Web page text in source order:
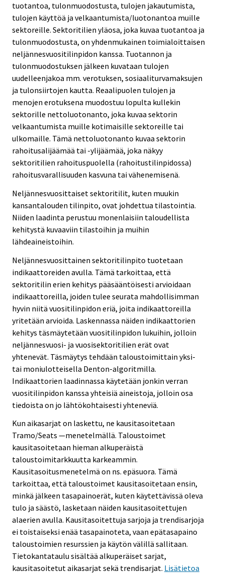
tuotantoa, tulonmuodostusta, tulojen jakautumista,
tulojen käyttöä ja velkaantumista/luotonantoa muille
sektoreille. Sektoritilien yläosa, joka kuvaa tuotantoa ja
tulonmuodostusta, on yhdenmukainen toimialoittaisen
neljännesvuositilinpidon kanssa. Tuotannon ja
tulonmuodostuksen jälkeen kuvataan tulojen
uudelleenjakoa mm. verotuksen, sosiaaliturvamaksujen
ja tulonsiirtojen kautta. Reaalipuolen tulojen ja
menojen erotuksena muodostuu lopulta kullekin
sektorille nettoluotonanto, joka kuvaa sektorin
velkaantumista muille kotimaisille sektoreille tai
ulkomaille. Tämä nettoluotonanto kuvaa sektorin
rahoitusalijäämää tai -ylijäämää, joka näkyy
sektoritilien rahoituspuolella (rahoitustilinpidossa)
rahoitusvarallisuuden kasvuna tai vähenemisenä.
Neljännesvuosittaiset sektoritilit, kuten muukin
kansantalouden tilinpito, ovat johdettua tilastointia.
Niiden laadinta perustuu monenlaisiin taloudellista
kehitystä kuvaaviin tilastoihin ja muihin
lähdeaineistoihin.
Neljännesvuosittainen sektoritilinpito tuotetaan
indikaattoreiden avulla. Tämä tarkoittaa, että
sektoritilin erien kehitys pääsääntöisesti arvioidaan
indikaattoreilla, joiden tulee seurata mahdollisimman
hyvin niitä vuositilinpidon eriä, joita indikaattoreilla
yritetään arvioida. Laskennassa näiden indikaattorien
kehitys täsmäytetään vuositilinpidon lukuihin, jolloin
neljännesvuosi- ja vuosisektoritilien erät ovat
yhtenevät. Täsmäytys tehdään taloustoimittain yksi-
tai moniulotteisella Denton-algoritmilla.
Indikaattorien laadinnassa käytetään jonkin verran
vuositilinpidon kanssa yhteisiä aineistoja, jolloin osa
tiedoista on jo lähtökohtaisesti yhteneviä.
Kun aikasarjat on laskettu, ne kausitasoitetaan
Tramo/Seats —menetelmällä. Taloustoimet
kausitasoitetaan hieman alkuperäistä
taloustoimitarkkuutta karkeammin.
Kausitasoitusmenetelmä on ns. epäsuora. Tämä
tarkoittaa, että taloustoimet kausitasoitetaan ensin,
minkä jälkeen tasapainoerät, kuten käytettävissä oleva
tulo ja säästö, lasketaan näiden kausitasoitettujen
alaerien avulla. Kausitasoitettuja sarjoja ja trendisarjoja
ei toistaiseksi enää tasapainoteta, vaan epätasapaino
taloustoimien resurssien ja käytön välillä sallitaan.
Tietokantataulu sisältää alkuperäiset sarjat,
kausitasoitetut aikasarjat sekä trendisarjat. Lisätietoa